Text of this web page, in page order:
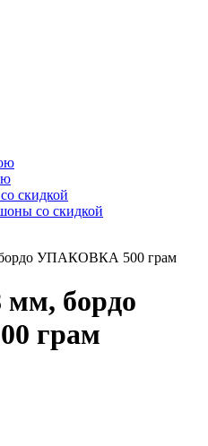
скидкой
со скидкой
УПАКОВКА 500 грам
мм, бордо
грам